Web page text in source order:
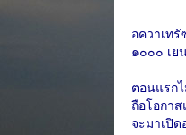
อควาเท
๑๐๐๐ เย
ตอนแรก
ถือโอกา
จะมาเปิ